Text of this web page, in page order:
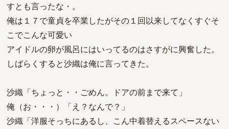
すとも言ったな・。
俺は１７で童貞を卒業したがその１回以来してなくすぐそ
こでこんな可愛い
アイドルの卵が風呂にはいってるのはさすがに興奮した。
しばらくすると沙織は俺に言ってきた。
沙織「ちょっと・・ごめん。ドアの前まで来て」
俺（お・・・）「え？なんで？」
沙織「洋服そっちにあるし、こん中着替えるスペースない